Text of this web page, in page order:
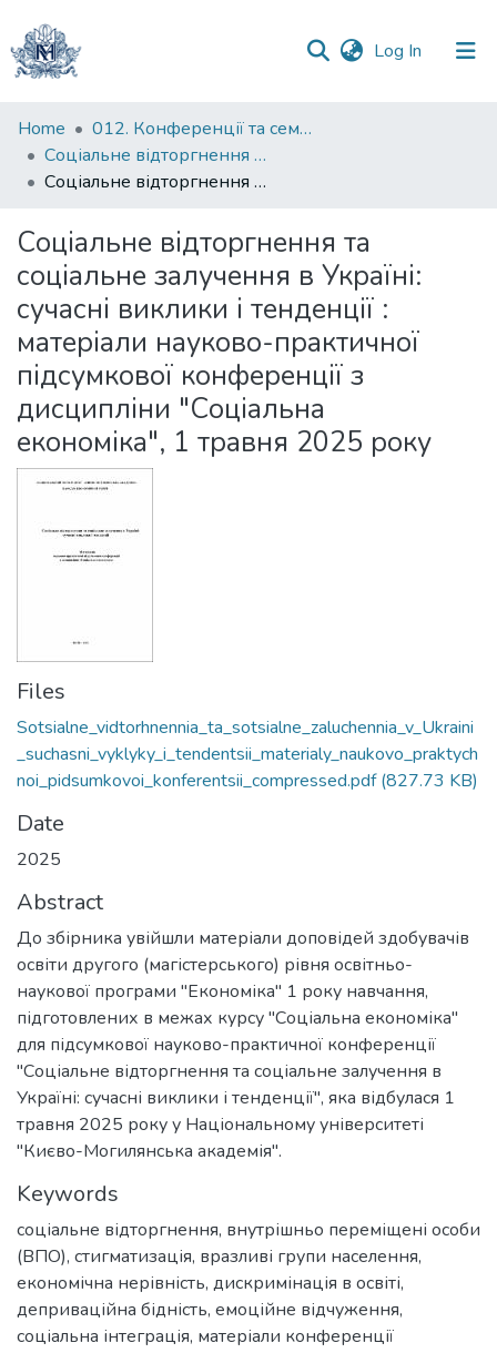
Log In (current)
Communities
&
Collections
Statistics
Home
012. Конференції та семінари НаУКМА
Соціальне відторгнення та соціальне залучення в Україні: сучасні виклики і тенденції
Соціальне відторгнення та соціальне залучення в Україні: сучасні виклики і тенденції : матеріали науково-практичної підсумкової конференції з дисципліни "Соціальна економіка", 1 травня 2025 року
Соціальне відторгнення та
соціальне залучення в Україні:
сучасні виклики і тенденції :
матеріали науково-практичної
підсумкової конференції з
дисципліни "Соціальна
економіка", 1 травня 2025 року
Files
Sotsialne_vidtorhnennia_ta_sotsialne_zaluchennia_v_Ukraini
_suchasni_vyklyky_i_tendentsii_materialy_naukovo_praktych
noi_pidsumkovoi_konferentsii_compressed.pdf(827.73 KB)
Date
2025
Abstract
До збірника увійшли матеріали доповідей здобувачів
освіти другого (магістерського) рівня освітньо-
наукової програми "Економіка" 1 року навчання,
підготовлених в межах курсу "Соціальна економіка"
для підсумкової науково-практичної конференції
"Соціальне відторгнення та соціальне залучення в
Україні: сучасні виклики і тенденції", яка відбулася 1
травня 2025 року у Національному університеті
"Києво-Могилянська академія".
Keywords
соціальне відторгнення, внутрішньо переміщені особи
(ВПО), стигматизація, вразливі групи населення,
економічна нерівність, дискримінація в освіті,
деприваційна бідність, емоційне відчуження,
соціальна інтеграція, матеріали конференції